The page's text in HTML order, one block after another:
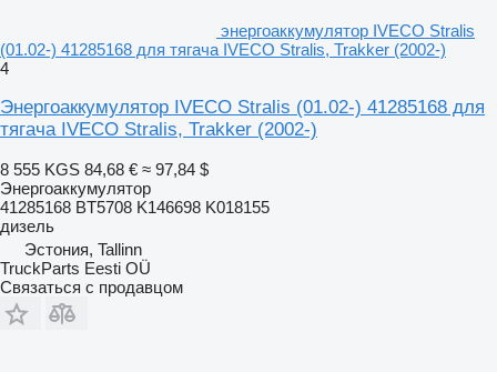
энергоаккумулятор IVECO Stralis
(01.02-) 41285168 для тягача IVECO Stralis, Trakker (2002-)
4
Энергоаккумулятор IVECO Stralis (01.02-) 41285168 для
тягача IVECO Stralis, Trakker (2002-)
8 555 KGS 84,68 € ≈ 97,84 $
Энергоаккумулятор
41285168 BT5708 K146698 K018155
дизель
Эстония, Tallinn
TruckParts Eesti OÜ
Связаться с продавцом